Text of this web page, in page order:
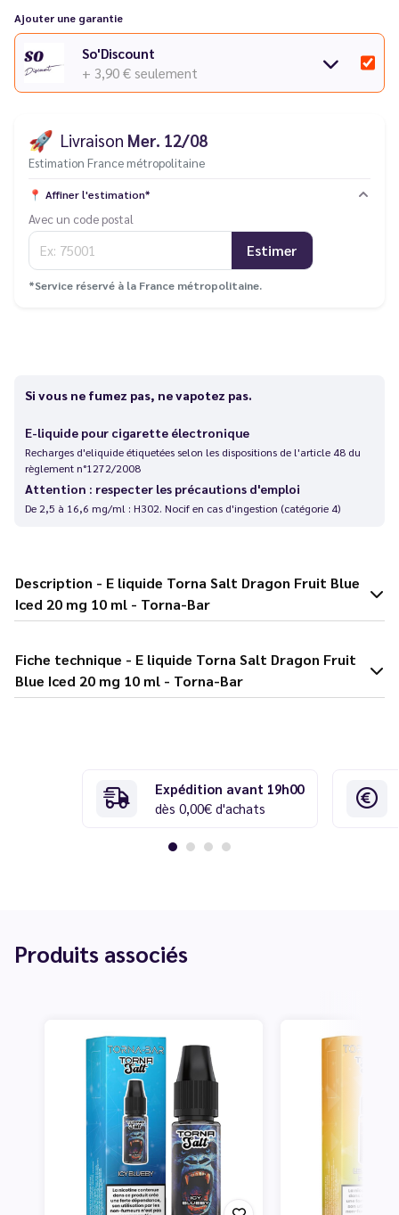
Ajouter une garantie
So'Discount
+ 3,90 € seulement
🚀 Livraison Mer. 12/08
Estimation France métropolitaine
📍 Affiner l'estimation*
Avec un code postal
Estimer
*Service réservé à la France métropolitaine.
Si vous ne fumez pas, ne vapotez pas.
E-liquide pour cigarette électronique
Recharges d'eliquide étiquetées selon les dispositions de l'article 48 du
règlement n°1272/2008
Attention : respecter les précautions d'emploi
De 2,5 à 16,6 mg/ml : H302. Nocif en cas d'ingestion (catégorie 4)
Description - E liquide Torna Salt Dragon Fruit Blue
Iced 20 mg 10 ml - Torna-Bar
Fiche technique - E liquide Torna Salt Dragon Fruit
Blue Iced 20 mg 10 ml - Torna-Bar
Expédition avant 19h00
dès 0,00€ d'achats
Produits associés